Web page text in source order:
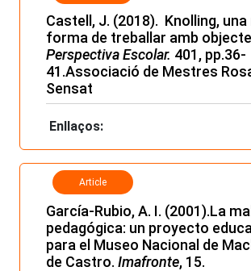
Castell, J. (2018). Knolling, una
forma de treballar amb
Perspectiva Escolar. 401, pp.36-
41.Associació de Mestres
Sensat
Enllaços:
Article
García-Rubio, A. I. (2001).La
pedagógica: un proyecto
para el Museo Nacional de
de Castro. Imafronte, 15.